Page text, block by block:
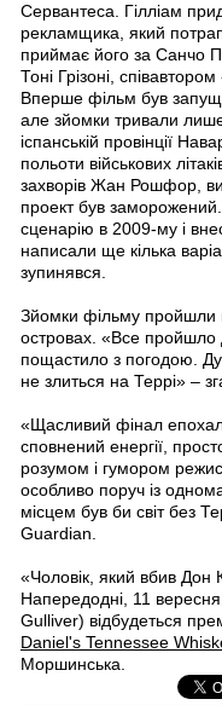
Сервантеса. Гілліам
рекламщика, який
приймає його за Санчо
Тоні Грізоні,
Вперше фільм був
але зйомки тривали
іспанській провінції
польоти військових
захворів Жан Рошфор,
проект був заморожений.
сценарію в 2009-му і
написали ще кілька
зупинявся.
Зйомки фільму пройшли в
островах. «Все
пощастило з погодою.
не злиться на Террі» –
«Щасливий фінал
сповнений енергії,
розумом і гумором
особливо поруч із
місцем був би світ без
Guardian.
«Чоловік, який вбив Дон
Напередодні, 11
Gulliver) відбудеться
Daniel's Tennessee
Моршинська.